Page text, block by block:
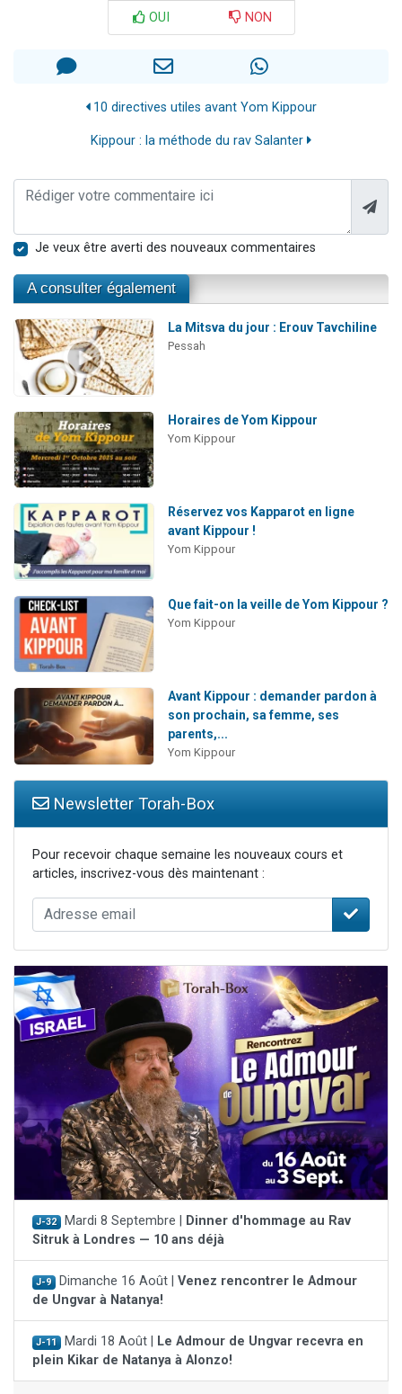
OUI NON
10 directives utiles avant Yom Kippour
Kippour : la méthode du rav Salanter
Je veux être averti des nouveaux commentaires
A consulter également
La Mitsva du jour : Erouv Tavchiline
Pessah
Horaires de Yom Kippour
Yom Kippour
Réservez vos Kapparot en ligne
avant Kippour !
Yom Kippour
Que fait-on la veille de Yom Kippour ?
Yom Kippour
Avant Kippour : demander pardon à
son prochain, sa femme, ses
parents,...
Yom Kippour
Newsletter Torah-Box
Pour recevoir chaque semaine les nouveaux cours et
articles, inscrivez-vous dès maintenant :
J-32 Mardi 8 Septembre |
Dinner d'hommage au Rav
Sitruk à Londres — 10 ans déjà
J-9 Dimanche 16 Août | Venez rencontrer le Admour
de Ungvar à Natanya!
J-11 Mardi 18 Août |
Le Admour de Ungvar recevra en
plein Kikar de Natanya à Alonzo!